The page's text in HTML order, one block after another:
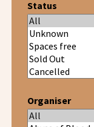
Status
Organiser